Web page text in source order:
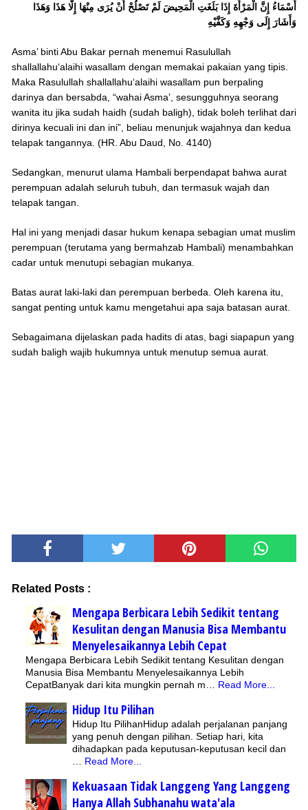
أَسْمَاءُ إِنَّ الْمَرْأَةَ إِذَا بَلَغَتِ الْمَحِيضَ لَمْ تَصْلُحْ أَنْ يُرَى مِنْهَا إِلَّا هَذَا وَهَذَا
وَأَشَارَ إِلَى وَجْهِهِ وَكَفَّيْهِ
Asma’ binti Abu Bakar pernah menemui Rasulullah
shallallahu‘alaihi wasallam dengan memakai pakaian yang tipis.
Maka Rasulullah shallallahu‘alaihi wasallam pun berpaling
darinya dan bersabda, “wahai Asma’, sesungguhnya seorang
wanita itu jika sudah haidh (sudah baligh), tidak boleh terlihat dari
dirinya kecuali ini dan ini”, beliau menunjuk wajahnya dan kedua
telapak tangannya. (HR. Abu Daud, No. 4140)
Sedangkan, menurut ulama Hambali berpendapat bahwa aurat
perempuan adalah seluruh tubuh, dan termasuk wajah dan
telapak tangan.
Hal ini yang menjadi dasar hukum kenapa sebagian umat muslim
perempuan (terutama yang bermahzab Hambali) menambahkan
cadar untuk menutupi sebagian mukanya.
Batas aurat laki-laki dan perempuan berbeda. Oleh karena itu,
sangat penting untuk kamu mengetahui apa saja batasan aurat.
Sebagaimana dijelaskan pada hadits di atas, bagi siapapun yang
sudah baligh wajib hukumnya untuk menutup semua aurat.
Related Posts :
Mengapa Berbicara Lebih Sedikit tentang
Kesulitan dengan Manusia Bisa Membantu
Menyelesaikannya Lebih Cepat
Mengapa Berbicara Lebih Sedikit tentang Kesulitan dengan
Manusia Bisa Membantu Menyelesaikannya Lebih
CepatBanyak dari kita mungkin pernah m…
Read More...
Hidup Itu Pilihan
Hidup Itu PilihanHidup adalah perjalanan panjang
yang penuh dengan pilihan. Setiap hari, kita
dihadapkan pada keputusan-keputusan kecil dan
Read More...
Kekuasaan Tidak Langgeng Yang Langgeng
Hanya Allah Subhanahu wata'ala